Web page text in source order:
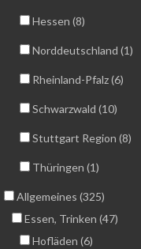
Hessen (8)
Norddeutschland (1)
Rheinland-Pfalz (6)
Schwarzwald (10)
Stuttgart Region (8)
Thüringen (1)
Allgemeines (325)
Essen, Trinken (47)
Hofläden (6)